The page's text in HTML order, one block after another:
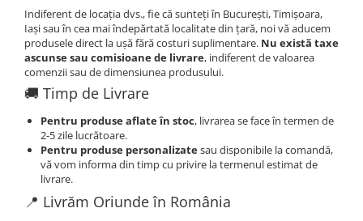
Indiferent de locația dvs., fie că sunteți în București, Timișoara,
Iași sau în cea mai îndepărtată localitate din țară, noi vă aducem
produsele direct la ușă fără costuri suplimentare. Nu există taxe
ascunse sau comisioane de livrare, indiferent de valoarea
comenzii sau de dimensiunea produsului.
🚚 Timp de Livrare
Pentru produse aflate în stoc, livrarea se face în termen de
2-5 zile lucrătoare.
Pentru produse personalizatesau disponibile la comandă,
vă vom informa din timp cu privire la termenul estimat de
livrare.
📍 Livrăm Oriunde în România